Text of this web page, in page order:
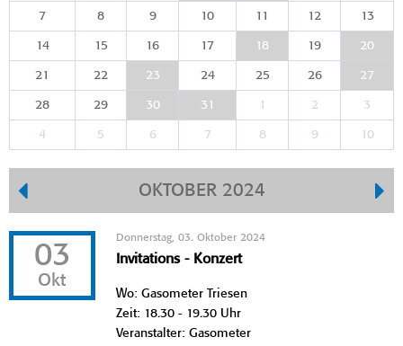
7 8 9 10 11 12 13
14 15 16 17 18 19 20
21 22 23 24 25 26 27
28 29 30 31 1 2 3
4 5 6 7 8 9 10
OKTOBER 2024
03
Okt
Donnerstag, 03. Oktober 2024
Invitations - Konzert
Wo: Gasometer Triesen
Zeit: 18.30 - 19.30 Uhr
Veranstalter: Gasometer